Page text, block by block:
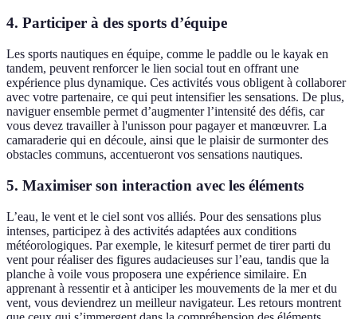
4. Participer à des sports d’équipe
Les sports nautiques en équipe, comme le paddle ou le kayak en
tandem, peuvent renforcer le lien social tout en offrant une
expérience plus dynamique. Ces activités vous obligent à collaborer
avec votre partenaire, ce qui peut intensifier les sensations. De plus,
naviguer ensemble permet d’augmenter l’intensité des défis, car
vous devez travailler à l'unisson pour pagayer et manœuvrer. La
camaraderie qui en découle, ainsi que le plaisir de surmonter des
obstacles communs, accentueront vos sensations nautiques.
5. Maximiser son interaction avec les éléments
L’eau, le vent et le ciel sont vos alliés. Pour des sensations plus
intenses, participez à des activités adaptées aux conditions
météorologiques. Par exemple, le kitesurf permet de tirer parti du
vent pour réaliser des figures audacieuses sur l’eau, tandis que la
planche à voile vous proposera une expérience similaire. En
apprenant à ressentir et à anticiper les mouvements de la mer et du
vent, vous deviendrez un meilleur navigateur. Les retours montrent